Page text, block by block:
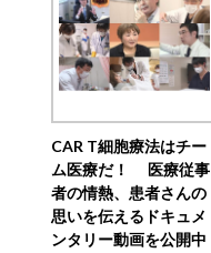
CAR T細胞療法はチー
ム医療だ！ 医療従事
者の情熱、患者さんの
思いを伝えるドキュメ
ンタリー動画を公開中